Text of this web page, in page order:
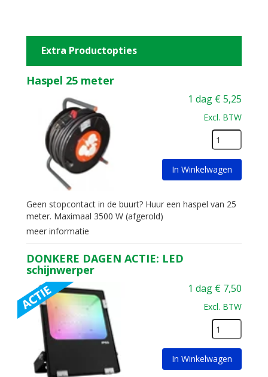
Extra Productopties
Haspel 25 meter
1 dag €5,25
Excl. BTW
In Winkelwagen
Geen stopcontact in de buurt? Huur een haspel van 25
meter. Maximaal 3500 W (afgerold)
meer informatie
DONKERE DAGEN ACTIE: LED
schijnwerper
1 dag € 7,50
Excl. BTW
In Winkelwagen